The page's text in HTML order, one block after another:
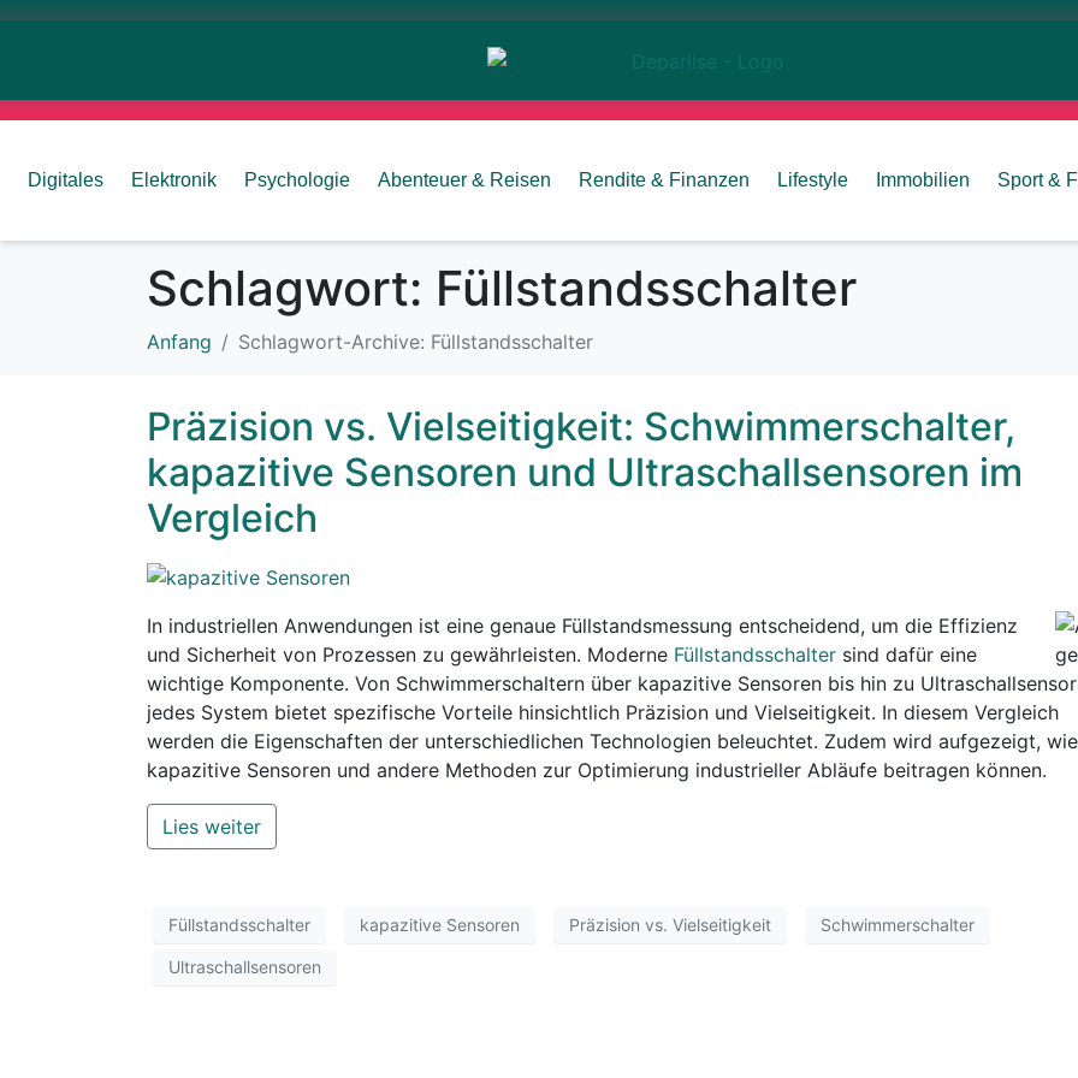
Digitales Elektronik Psychologie Abenteuer & Reisen Rendite & Finanzen Lifestyle Immobilien Sport &
Schlagwort: Füllstandsschalter
Anfang Schlagwort-Archive: Füllstandsschalter
Präzision vs. Vielseitigkeit: Schwimmerschalter,
kapazitive Sensoren und Ultraschallsensoren im
Vergleich
In industriellen Anwendungen ist eine genaue Füllstandsmessung entscheidend, um die Effizienz
und Sicherheit von Prozessen zu gewährleisten. Moderne Füllstandsschalter sind dafür eine
wichtige Komponente. Von Schwimmerschaltern über kapazitive Sensoren bis hin zu
jedes System bietet spezifische Vorteile hinsichtlich Präzision und Vielseitigkeit. In diesem Vergleich
werden die Eigenschaften der unterschiedlichen Technologien beleuchtet. Zudem wird aufgezeigt, wie
kapazitive Sensoren und andere Methoden zur Optimierung industrieller Abläufe beitragen können.
Lies weiter
Füllstandsschalter kapazitive Sensoren Präzision vs. Vielseitigkeit Schwimmerschalter
Ultraschallsensoren